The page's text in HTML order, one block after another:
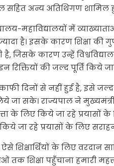
सहित अन्य अतिथिगण शामिल
महाविद्यालयों में
है। इसके कारण शिक्षा की
है, जिसके कारण उन्हें
रिक्तियों की जल्द पूर्ति किये
दिनों से नहीं हुई है, इसे जल्द
जा सके। राज्यपाल ने
के लिए किये जा रहे प्रयासों के
जा रहे प्रयासों के लिए
शिक्षार्थियों के लिए वरदान
शिक्षा पहुँचाना हमारी